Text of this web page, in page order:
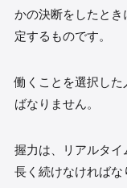
かの決断をしたと
定するものです。
働くことを選択し
ばなりません。
握力は、リアルタ
長く続けなければな